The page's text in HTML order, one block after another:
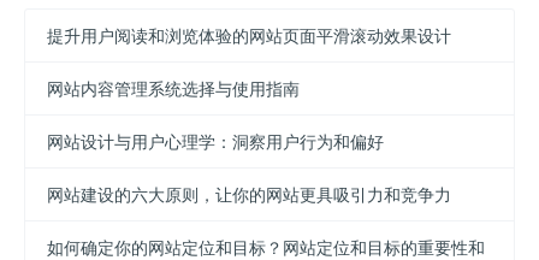
提升用户阅读和浏览体验的网站页面平滑滚动效果设计
网站内容管理系统选择与使用指南
网站设计与用户心理学：洞察用户行为和偏好
网站建设的六大原则，让你的网站更具吸引力和竞争力
如何确定你的网站定位和目标？网站定位和目标的重要性和